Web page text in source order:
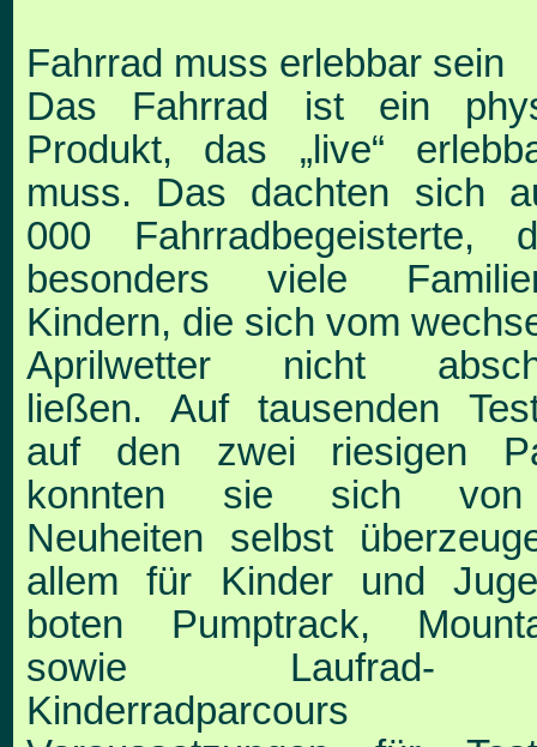
Fahrrad muss erlebbar sein
Das Fahrrad ist ein
Produkt, das „live“
muss. Das dachten sich
000 Fahrradbegeisterte,
besonders viele
Kindern, die sich vom
Aprilwetter nicht
ließen. Auf tausenden
auf den zwei riesigen
konnten sie sich
Neuheiten selbst überzeu
allem für Kinder und
boten Pumptrack,
sowie Laufrad-
Kinderradparcours